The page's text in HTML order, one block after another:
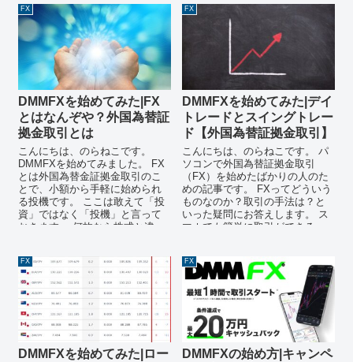
FX
DMMFXを始めてみた|FX
とはなんぞや？外国為替証
拠金取引とは
こんにちは、のらねこです。
DMMFXを始めてみました。 FX
とは外国為替金証拠金取引のこ
とで、小額から手軽に始められ
る投機です。 ここは敢えて「投
資」ではなく「投機」と言って
おきます。 何故なら株式と違っ
FX
DMMFXを始めてみた|デイ
トレードとスイングトレー
ド【外国為替証拠金取引】
こんにちは、のらねこです。 パ
ソコンで外国為替証拠金取引
（FX）を始めたばかりの人のた
めの記事です。 FXってどういう
ものなのか？取引の手法は？と
いった疑問にお答えします。 ス
マホでも簡単に取引ができる
FX
DMMFXを始めてみた|ロー
FX
DMMFXの始め方|キャンペ